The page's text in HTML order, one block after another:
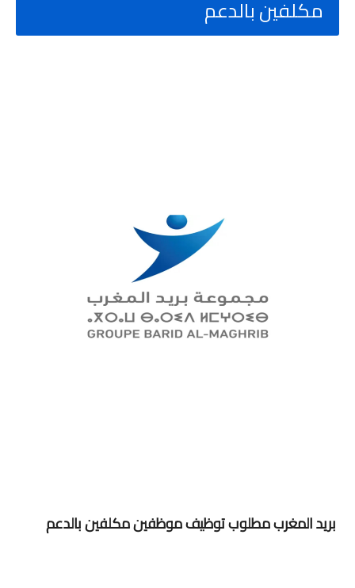
مكلفين بالدعم
بريد المغرب مطلوب توظيف موظفين مكلفين بالدعم